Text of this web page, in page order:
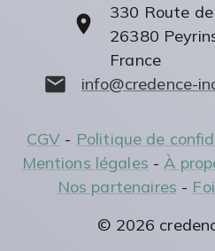
330 Route
26380
France
info@credence-
CGV - Politique de
Mentions légales -À
Nos partenaires -
© 2026